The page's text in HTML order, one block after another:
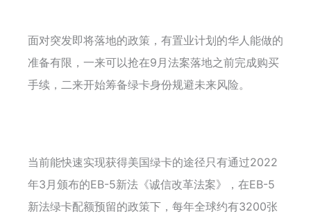
面对突发即将落地的政策，有置业计划的华人能做的
准备有限，一来可以抢在9月法案落地之前完成购买
手续，二来开始筹备绿卡身份规避未来风险。
当前能快速实现获得美国绿卡的途径只有通过2022
年3月颁布的EB-5新法《诚信改革法案》，在EB-5
新法绿卡配额预留的政策下，每年全球约有3200张